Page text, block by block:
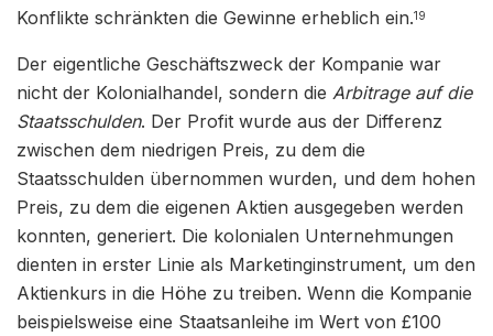
Konflikte schränkten die Gewinne erheblich ein.19
Der eigentliche Geschäftszweck der Kompanie war
nicht der Kolonialhandel, sondern die Arbitrage auf die
Staatsschulden. Der Profit wurde aus der Differenz
zwischen dem niedrigen Preis, zu dem die
Staatsschulden übernommen wurden, und dem hohen
Preis, zu dem die eigenen Aktien ausgegeben werden
konnten, generiert. Die kolonialen Unternehmungen
dienten in erster Linie als Marketinginstrument, um den
Aktienkurs in die Höhe zu treiben. Wenn die Kompanie
beispielsweise eine Staatsanleihe im Wert von £100